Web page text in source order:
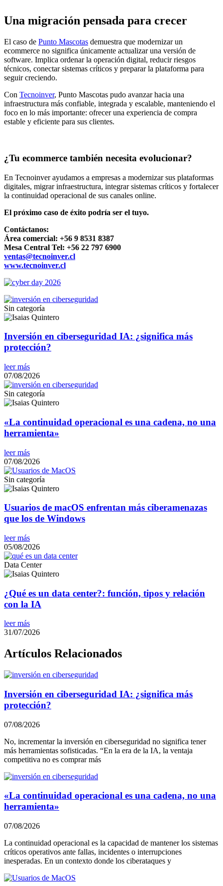
Una migración pensada para crecer
El caso de Punto Mascotas demuestra que modernizar un
ecommerce no significa únicamente actualizar una versión de
software. Implica ordenar la operación digital, reducir riesgos
técnicos, conectar sistemas críticos y preparar la plataforma para
seguir creciendo.
Con Tecnoinver, Punto Mascotas pudo avanzar hacia una
infraestructura más confiable, integrada y escalable, manteniendo el
foco en lo más importante: ofrecer una experiencia de compra
estable y eficiente para sus clientes.
¿Tu ecommerce también necesita evolucionar?
En Tecnoinver ayudamos a empresas a modernizar sus plataformas
digitales, migrar infraestructura, integrar sistemas críticos y fortalecer
la continuidad operacional de sus canales online.
El próximo caso de éxito podría ser el tuyo.
Contáctanos:
Área comercial: +56 9 8531 8387
Mesa Central Tel: +56 22 797 6900
ventas@tecnoinver.cl
www.tecnoinver.cl
Sin categoría
Inversión en ciberseguridad IA: ¿significa más
protección?
leer más
07/08/2026
Sin categoría
«La continuidad operacional es una cadena, no una
herramienta»
leer más
07/08/2026
Sin categoría
Usuarios de macOS enfrentan más ciberamenazas
que los de Windows
leer más
05/08/2026
Data Center
¿Qué es un data center?: función, tipos y relación
con la IA
leer más
31/07/2026
Artículos Relacionados
Inversión en ciberseguridad IA: ¿significa más
protección?
07/08/2026
No, incrementar la inversión en ciberseguridad no significa tener
más herramientas sofisticadas. “En la era de la IA, la ventaja
competitiva no es comprar más
«La continuidad operacional es una cadena, no una
herramienta»
07/08/2026
La continuidad operacional es la capacidad de mantener los sistemas
críticos operativos ante fallas, incidentes o interrupciones
inesperadas. En un contexto donde los ciberataques y